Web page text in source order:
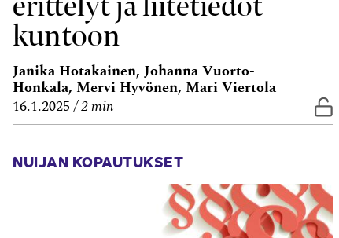
kuntoon
Janika Hotakainen, Johanna Vuorto-
Honkala, Mervi Hyvönen, Mari Viertola
16.1.2025
2 min
NUIJAN KOPAUTUKSET